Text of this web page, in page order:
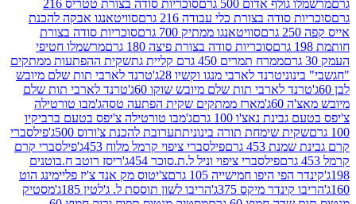
אדום 500 גרם
סוכריות סודה בצורת טטריס 216
בצורת כלי עבודה 216 גרם
סוויטאנגו אבקה להכנת
סוויטאנגו ממתיק 700 גרם
סוכריות סודה בצורת
סוכריות סודה בצורת פיצה 180 גרם
מרשמלו חטיפי
ממרח תמרים 450 גרם קליית גת
שקית ההפתעות ממתקים
טרנד לארבי מנגו וקשיו 28ג'
טרנד לארבי תות שלם מיובש
לארבי תות שלם מיובש שוקו 60ג'
טרנד לארבי תות שלם
מארז ממתקים שקית הפתעה טסהג'מבו טורטילה
נאצ'ו 100 גרם
ג'מבו טורטילה צ'יפס בטעם ברביקיו
שימחת תורה בינוניתתערובת להכנת צ'ורוס 500ג'
פילסברי
453 גרם
פילסברי ציפוי קרמל מלוח 453ג'
פילסברי קרם
פילסברי ציפוי וניל ל.ת.סוכר 454ג'
ריסז רוטב ח.בוטנים
היפו חמישייה 105 גרם
צ'יטוס מק אנד צ'יז פליימינג הוט
מיקס 375ג'
הריבו לשון תוססת ל. ג'לטין 185ג'
מסטיק